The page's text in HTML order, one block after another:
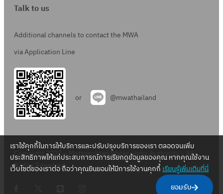
Talk to us
Additional channels to contact the MWA
via Application Line
or @mwathailand
Copyright 2022 – Metropolitan Waterworks Authority – All
Rights Reserved.
เราใช้คุกกี้ในการให้บริการและปรับปรุงบริการของเรา ตลอดจนเพิ่ม
ประสิทธิภาพให้แก่ประสบการณ์การเรียกดูข้อมูลของคุณ หากคุณใช้งาน
เว็บไซต์ของเราต่อ ถือว่าคุณยินยอมให้มีการใช้งานคุกกี้เรียนรู้เพิ่มเติมที่นี่
ยอมรับ